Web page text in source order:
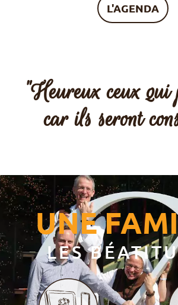
L'AGENDA
"Heureux ceux qui
car ils seront
UNE
LES